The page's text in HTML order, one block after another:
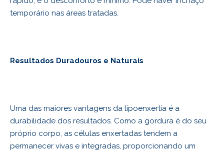
temporário nas áreas tratadas.
Resultados Duradouros e Naturais
Uma das maiores vantagens da lipoenxertia é a
durabilidade dos resultados. Como a gordura é do seu
próprio corpo, as células enxertadas tendem a
permanecer vivas e integradas, proporcionando um